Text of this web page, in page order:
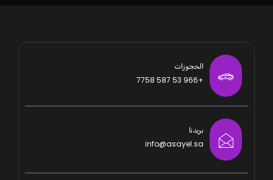
الحجوزات
+966 53 587 7758
بريدنا
info@asayel.sa